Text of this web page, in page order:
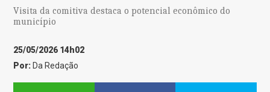
Visita da comitiva destaca o potencial econômico do
município
25/05/2026 14h02
Por: Da Redação